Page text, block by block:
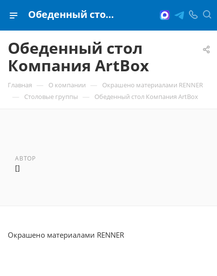
Обеденный стол Компания ArtBox
Обеденный стол
Компания ArtBox
Главная — О компании — Окрашено материалами RENNER
— Столовые группы — Обеденный стол Компания ArtBox
АВТОР
[]
Окрашено материалами RENNER